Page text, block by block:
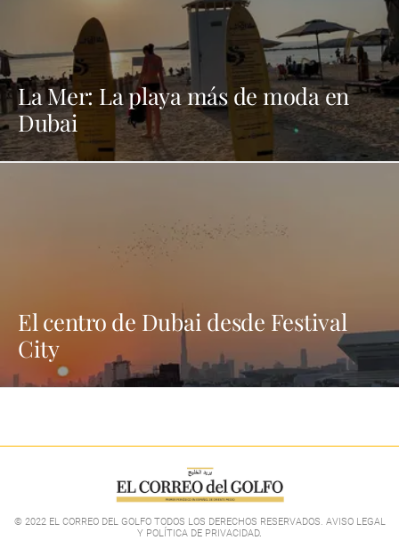
La Mer: La playa más de moda en
Dubai
El centro de Dubai desde Festival
City
© 2022 EL CORREO DEL GOLFO TODOS LOS DERECHOS RESERVADOS. AVISO LEGAL
Y POLÍTICA DE PRIVACIDAD.